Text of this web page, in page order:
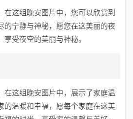
在这组晚安图片中，您可以欣赏到
的宁静与神秘，愿您在这美丽的夜
受夜空的美丽与神秘。
在这组晚安图片中，展示了家庭温
的温暖和幸福，愿每个家庭在这美